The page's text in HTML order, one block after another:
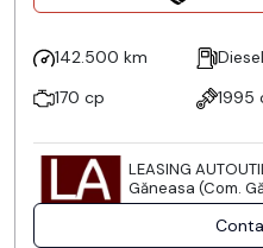
142.500 km Diesel
170 cp
1995
LEASING
Găneasa (Com.